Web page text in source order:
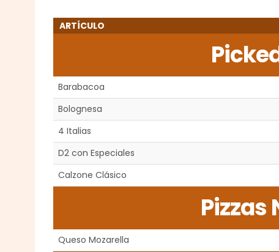
ARTÍCULO
Barabacoa
Bolognesa
4 Italias
D2 con Especiales
Calzone Clásico
Pizzas
Queso Mozarella